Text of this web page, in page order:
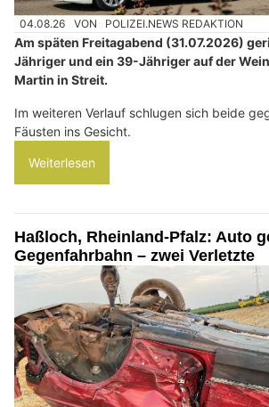
04.08.26 VON POLIZEI.NEWS REDAKTION
Am späten Freitagabend (31.07.2026)
Jähriger und ein 39-Jähriger auf der
Martin in Streit.
Im weiteren Verlauf schlugen sich beide
Fäusten ins Gesicht.
Weiterlesen
Haßloch, Rheinland-Pfalz: Auto
Gegenfahrbahn – zwei Verletzte